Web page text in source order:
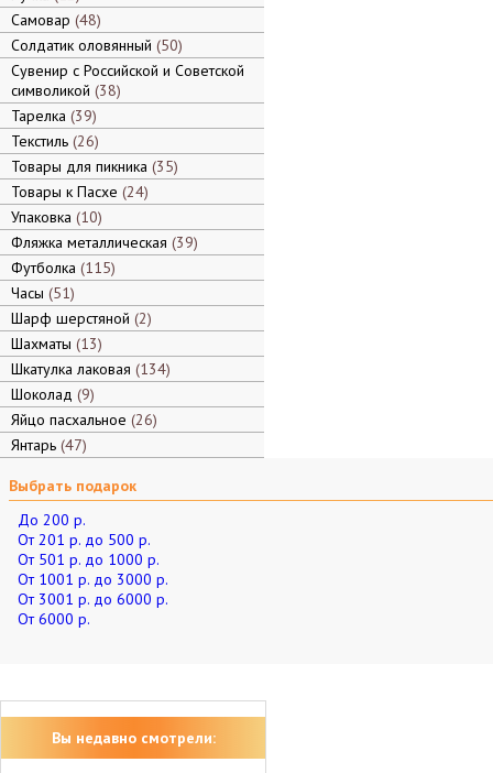
Самовар 48
Солдатик оловянный 50
Сувенир с Российской и Советской
символикой 38
Тарелка 39
Текстиль 26
Товары для пикника 35
Товары к Пасхе 24
Упаковка 10
Фляжка металлическая 39
Футболка 115
Часы 51
Шарф шерстяной 2
Шахматы 13
Шкатулка лаковая 134
Шоколад 9
Яйцо пасхальное 26
Янтарь 47
Выбрать подарок
До 200 р.
От 201 р. до 500 р.
От 501 р. до 1000 р.
От 1001 р. до 3000 р.
От 3001 р. до 6000 р.
От 6000 р.
Вы недавно смотрели: